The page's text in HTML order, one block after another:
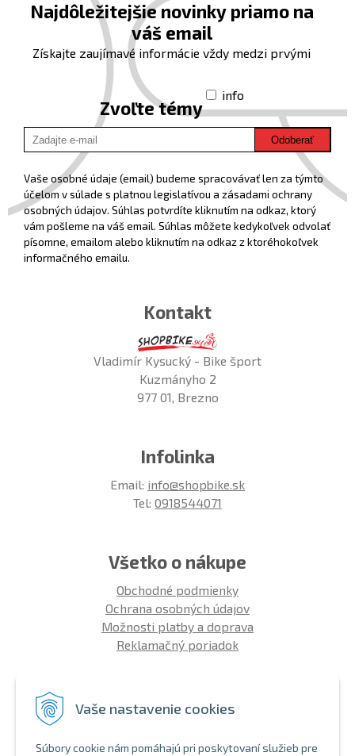
Vaše nastavenie cookies
Súbory cookie nám pomáhajú pri poskytovaní služieb pre
Najdôležitejšie novinky priamo na
váš email
Získajte zaujímavé informácie vždy medzi prvými
Zvoľte témy
info
Odoberať
Vaše osobné údaje (email) budeme spracovávať len za týmto
účelom v súlade s platnou legislatívou a zásadami ochrany
osobných údajov. Súhlas potvrdíte kliknutím na odkaz, ktorý
vám pošleme na váš email. Súhlas môžete kedykoľvek odvolať
písomne, emailom alebo kliknutím na odkaz z ktoréhokoľvek
informačného emailu.
Kontakt
Vladimír Kysucký - Bike šport
Kuzmányho 2
977 01, Brezno
Infolinka
Email: info@shopbike.sk
Tel: 0918544071
Všetko o nákupe
Obchodné podmienky
Ochrana osobných údajov
Možnosti platby a doprava
Reklamačný poriadok